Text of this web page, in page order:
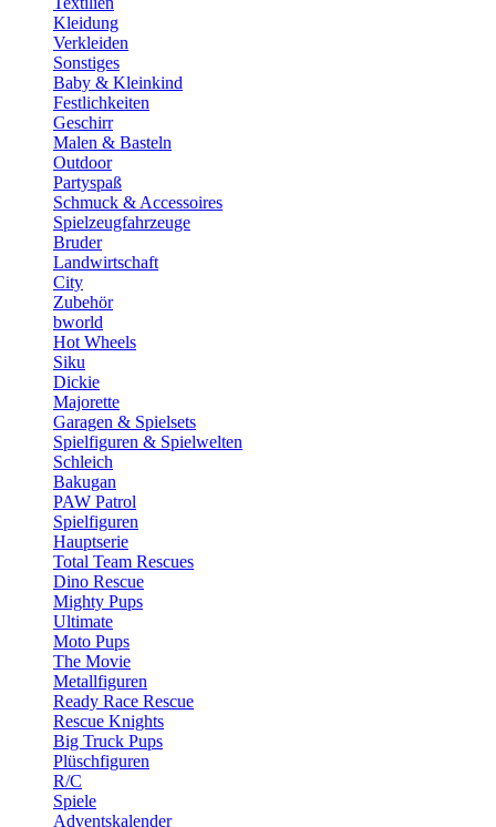
Kleidung
Verkleiden
Sonstiges
Baby & Kleinkind
Festlichkeiten
Geschirr
Malen & Basteln
Outdoor
Partyspaß
Schmuck & Accessoires
Spielzeugfahrzeuge
Bruder
Landwirtschaft
City
Zubehör
bworld
Hot Wheels
Siku
Dickie
Majorette
Garagen & Spielsets
Spielfiguren & Spielwelten
Schleich
Bakugan
PAW Patrol
Spielfiguren
Hauptserie
Total Team Rescues
Dino Rescue
Mighty Pups
Ultimate
Moto Pups
The Movie
Metallfiguren
Ready Race Rescue
Rescue Knights
Big Truck Pups
Plüschfiguren
R/C
Spiele
Adventskalender